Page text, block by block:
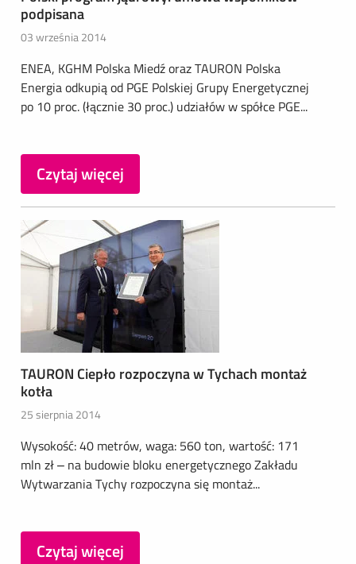
podpisana
03 września 2014
ENEA, KGHM Polska Miedź oraz TAURON Polska
Energia odkupią od PGE Polskiej Grupy Energetycznej
po 10 proc. (łącznie 30 proc.) udziałów w spółce PGE...
Czytaj więcej
TAURON Ciepło rozpoczyna w Tychach montaż
kotła
25 sierpnia 2014
Wysokość: 40 metrów, waga: 560 ton, wartość: 171
mln zł – na budowie bloku energetycznego Zakładu
Wytwarzania Tychy rozpoczyna się montaż...
Czytaj więcej